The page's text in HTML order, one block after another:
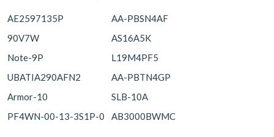
AE2597135P
90V7W
Note-9P
UBATIA290AFN2
Armor-10
PF4WN-00-13-3S1P-0
AA-PBSN4AF
AS16A5K
L19M4PF5
AA-PBTN4GP
SLB-10A
AB3000BWMC